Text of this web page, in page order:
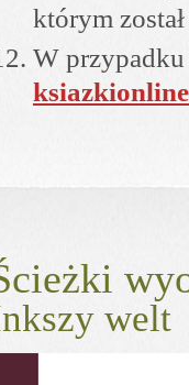
którym
W
welt